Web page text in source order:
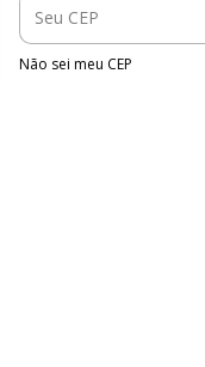
Não sei meu CEP